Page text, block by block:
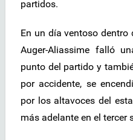
partidos.
En un día ventoso dentro
Auger-Aliassime falló
punto del partido y
por accidente, se
por los altavoces del
más adelante en el tercer